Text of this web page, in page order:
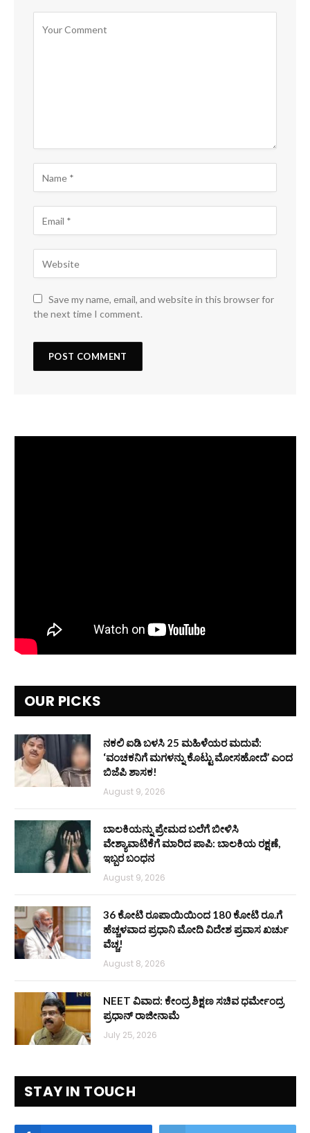
Save my name, email, and website in this browser for
the next time I comment.
OUR PICKS
ನಕಲಿ ಐಡಿ ಬಳಸಿ 25 ಮಹಿಳೆಯರ ಮದುವೆ:
‘ವಂಚಕನಿಗೆ ಮಗಳನ್ನು ಕೊಟ್ಟು ಮೋಸಹೋದೆ’ ಎಂದ
ಬಿಜೆಪಿ ಶಾಸಕ!
August 9, 2026
ಬಾಲಕಿಯನ್ನು ಪ್ರೇಮದ ಬಲೆಗೆ ಬೀಳಿಸಿ
ವೇಶ್ಯಾವಾಟಿಕೆಗೆ ಮಾರಿದ ಪಾಪಿ: ಬಾಲಕಿಯ ರಕ್ಷಣೆ,
ಇಬ್ಬರ ಬಂಧನ
August 9, 2026
36 ಕೋಟಿ ರೂಪಾಯಿಯಿಂದ 180 ಕೋಟಿ ರೂ.ಗೆ
ಹೆಚ್ಚಳವಾದ ಪ್ರಧಾನಿ ಮೋದಿ ವಿದೇಶ ಪ್ರವಾಸ ಖರ್ಚು
ವೆಚ್ಚ!
August 8, 2026
NEET ವಿವಾದ: ಕೇಂದ್ರ ಶಿಕ್ಷಣ ಸಚಿವ ಧರ್ಮೇಂದ್ರ
ಪ್ರಧಾನ್ ರಾಜೀನಾಮೆ
July 25, 2026
STAY IN TOUCH